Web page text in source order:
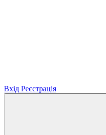
Вхід Реєстрація